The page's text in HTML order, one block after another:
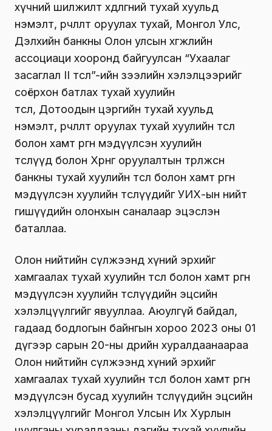
хүчний шилжилт хөдөлгөөний тухай хуульд
нэмэлт, өөрчлөлт оруулах тухай, Монгол Улс,
Дэлхийн банкны Олон улсын хөгжлийн
ассоциаци хооронд байгуулсан “Ухаалаг
засаглал II төсөл”-ийн зээлийн хэлэлцээрийг
соёрхон батлах тухай хуулийн
төсөл, Дотоодын цэргийн тухай хуульд
нэмэлт, өөрчлөлт оруулах тухай хуулийн төсөл
болон хамт өргөн мэдүүлсэн хуулийн
төслүүд болон Хөрөнгө оруулалтын төрөлжсөн
банкны тухай хуулийн төсөл болон хамт өргөн
мэдүүлсэн хуулийн төслүүдийг УИХ-ын нийт
гишүүдийн олонхын саналаар эцэслэн
баталлаа.
Олон нийтийн сүлжээнд хүний эрхийг
хамгаалах тухай хуулийн төсөл болон хамт өргөн
мэдүүлсэн хуулийн төслүүдийн эцсийн
хэлэлцүүлгийг явууллаа. Аюулгүй байдал,
гадаад бодлогын байнгын хороо 2023 оны 01
дүгээр сарын 20-ны өдрийн хуралдаанаараа
Олон нийтийн сүлжээнд хүний эрхийг
хамгаалах тухай хуулийн төсөл болон хамт өргөн
мэдүүлсэн бусад хуулийн төслүүдийн эцсийн
хэлэлцүүлгийг Монгол Улсын Их Хурлын